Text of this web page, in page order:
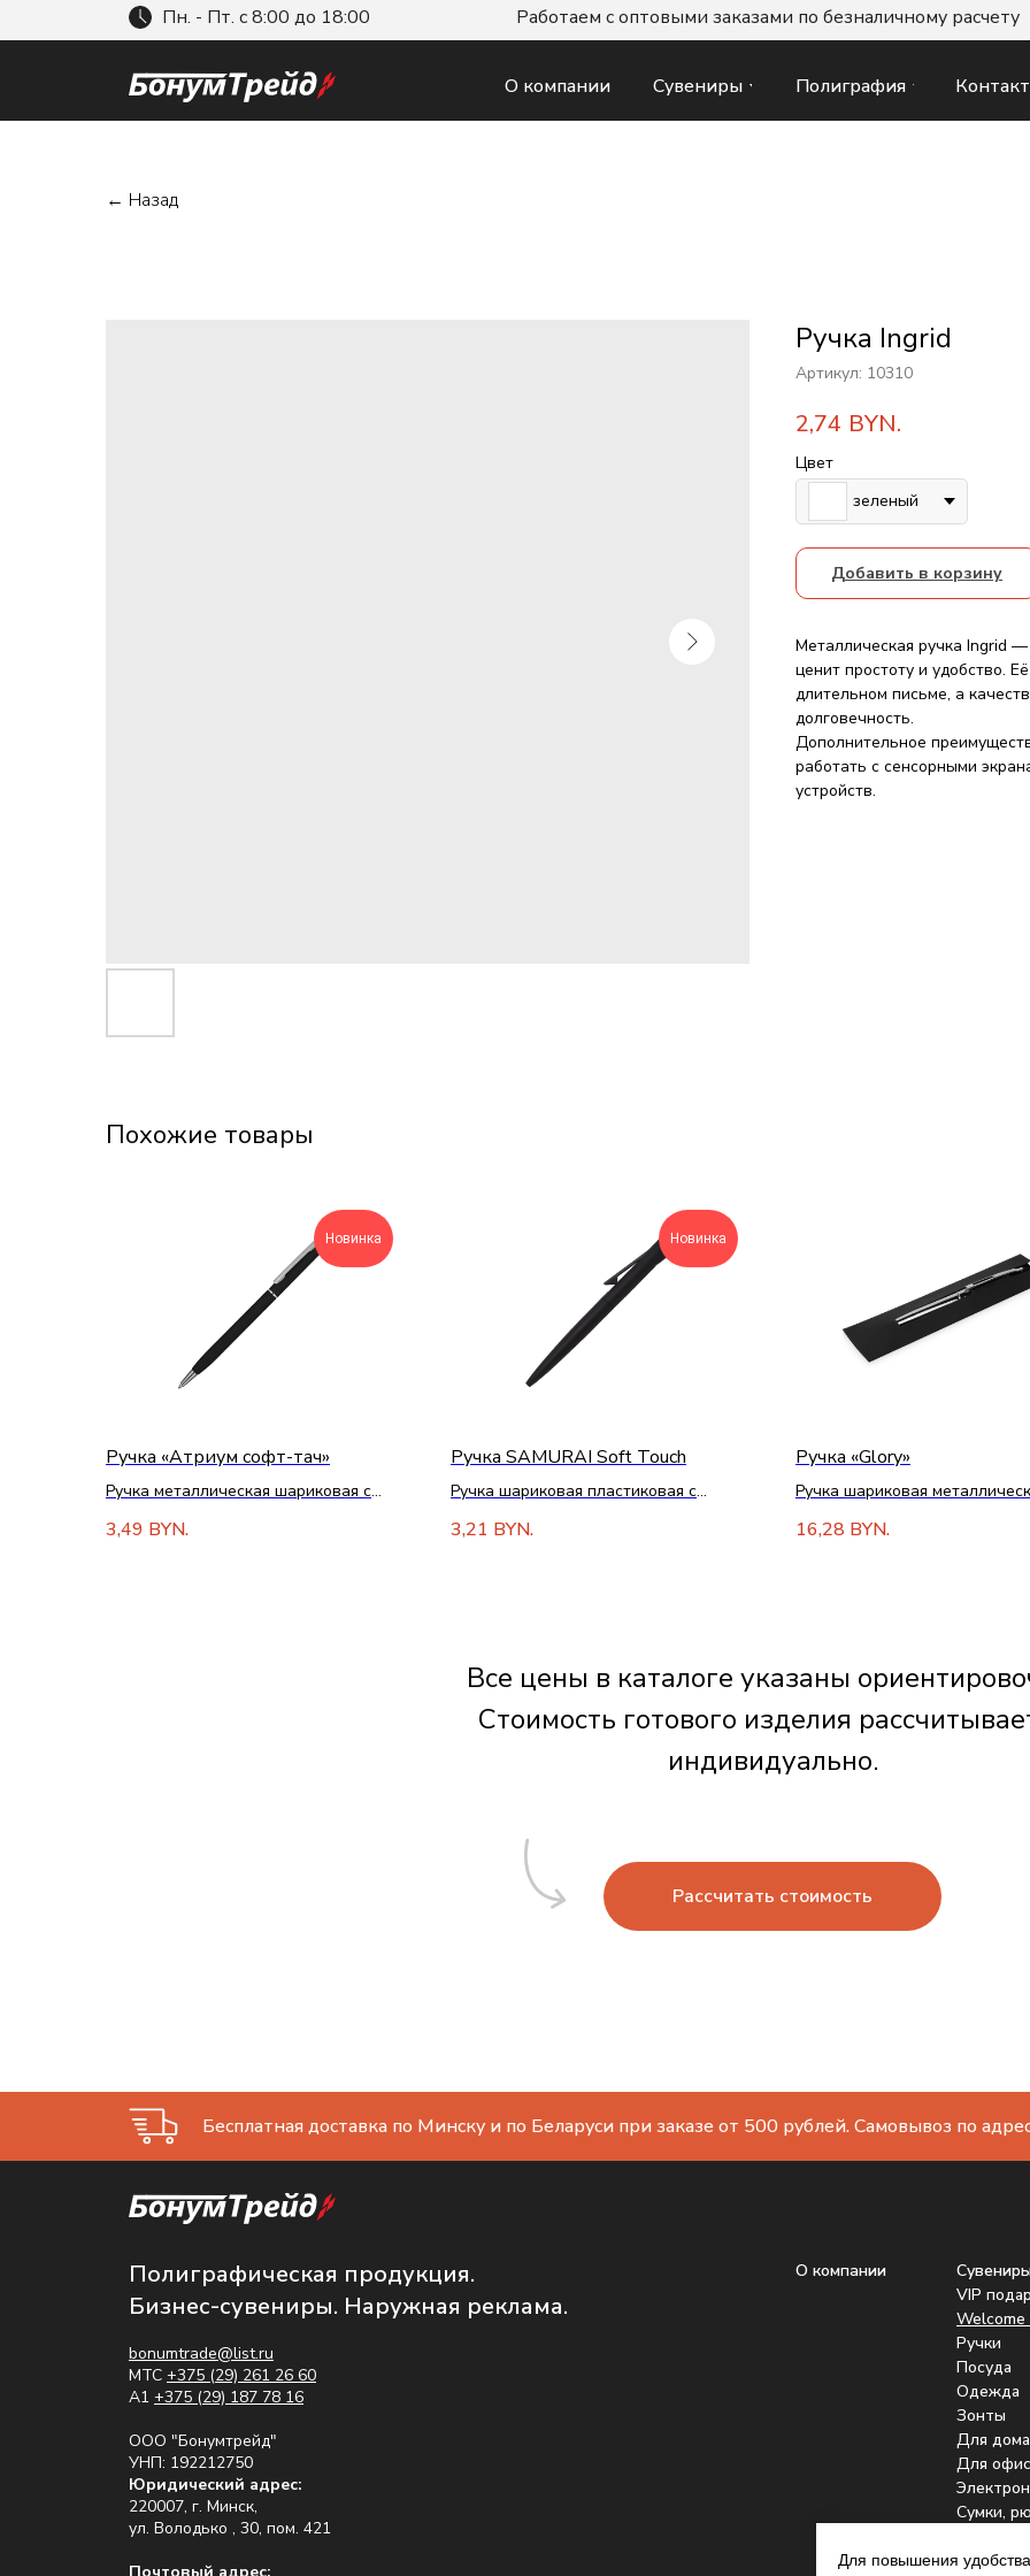
О компании Сувениры Полиграфия
Пн. - Пт. с 8:00 до 18:00 Работаем с оптовыми заказами по безналичному расчету
← Назад
Ручка Ingrid
Артикул: 10310
2,74 BYN.
Цвет
зеленый
Добавить в корзину
Металлическая ручка Ingrid
ценит простоту и удобство.
длительном письме, а
долговечность.
Дополнительное
работать с сенсорными
устройств.
Похожие товары
Новинка
Ручка «Атриум софт-тач»
Ручка металлическая шариковая с
3,49 BYN.
Новинка
Ручка SAMURAI Soft Touch
Ручка шариковая пластиковая с
3,21 BYN.
Ручка «Glory»
Ручка шариковая
16,28 BYN.
Все цены в каталоге указаны
Стоимость готового изделия
индивидуально.
Рассчитать стоимость
Бесплатная доставка по Минску и по Беларуси при заказе от 500 рублей. Самовывоз по
VIP
Welcome
Ручки
Посуда
Одежда
Зонты
Для дома
Для
Сумки,
О компании
bonumtrade@list.ru
МТС +375 (29) 261 26 60
A1 +375 (29) 187 78 16
ООО "Бонумтрейд"
УНП: 192212750
Юридический адрес:
220007, г. Минск,
ул. Володько , 30, пом. 421
Полиграфическая продукция.
Бизнес-сувениры. Наружная реклама.
Для повышения